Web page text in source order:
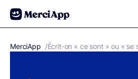
Aller au contenu
MerciApp correcteur orthographe
/Écrit-on « ce sont » ou « se